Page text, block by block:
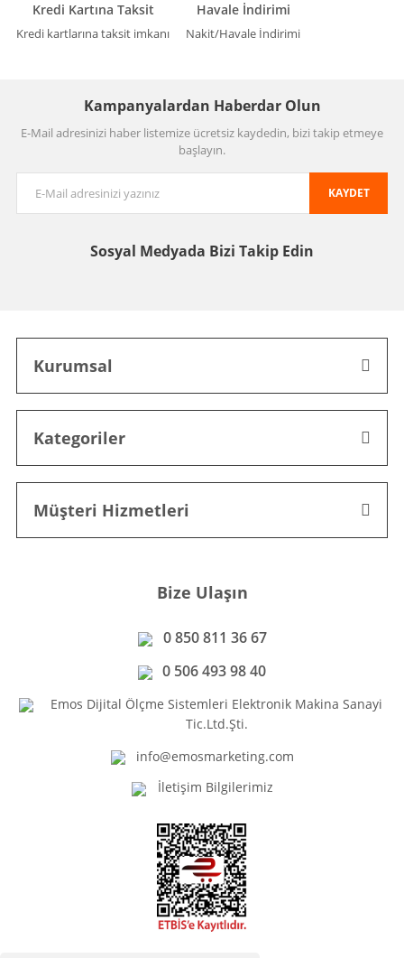
Kredi Kartına Taksit
Kredi kartlarına taksit imkanı
Havale İndirimi
Nakit/Havale İndirimi
Kampanyalardan Haberdar Olun
E-Mail adresinizi haber listemize ücretsiz kaydedin, bizi takip etmeye
başlayın.
KAYDET
Sosyal Medyada Bizi Takip Edin
Kurumsal
Kategoriler
Müşteri Hizmetleri
Bize Ulaşın
0 850 811 36 67
0 506 493 98 40
Emos Dijital Ölçme Sistemleri Elektronik Makina Sanayi
Tic.Ltd.Şti.
info@emosmarketing.com
İletişim Bilgilerimiz